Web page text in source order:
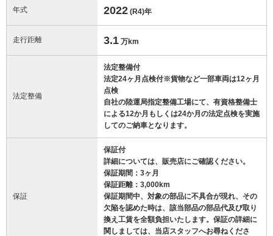
年式 2022 (R4)年
走行距離 3.1 万km
法定整備
法定整備付
法定24ヶ月点検付※貨物など一部車両は12ヶ月
点検
自社の陸運局指定整備工場にて、有資格整備士
による12か月もしくは24か月の法定点検を実施
してのご納車となります。
保証
保証付
詳細については、販売店にご確認ください。
保証期間：3ヶ月
保証距離：3,000km
保証期間中、対象の部品に不具合が現れ、その
欠陥を認めた時は、該当部品の部品代及び取り
換え工賃を全額負担いたします。保証の詳細に
関しましては、当店スタッフへお尋ねくださ